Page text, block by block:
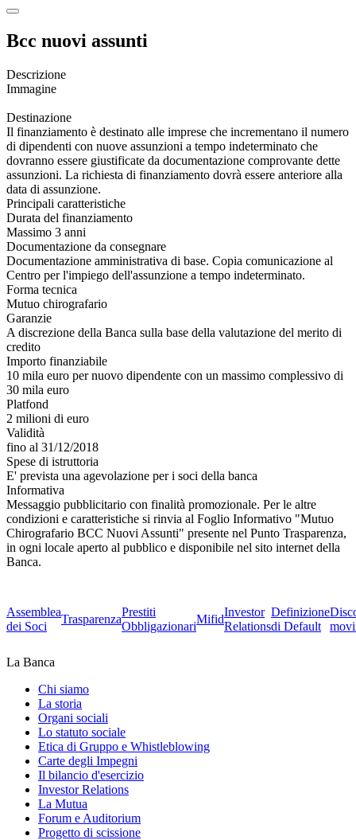
Bcc nuovi assunti
Descrizione
Immagine
Destinazione
Il finanziamento è destinato alle imprese che incrementano il numero
di dipendenti con nuove assunzioni a tempo indeterminato che
dovranno essere giustificate da documentazione comprovante dette
assunzioni. La richiesta di finanziamento dovrà essere anteriore alla
data di assunzione.
Principali caratteristiche
Durata del finanziamento
Massimo 3 anni
Documentazione da consegnare
Documentazione amministrativa di base. Copia comunicazione al
Centro per l'impiego dell'assunzione a tempo indeterminato.
Forma tecnica
Mutuo chirografario
Garanzie
A discrezione della Banca sulla base della valutazione del merito di
credito
Importo finanziabile
10 mila euro per nuovo dipendente con un massimo complessivo di
30 mila euro
Platfond
2 milioni di euro
Validità
fino al 31/12/2018
Spese di istruttoria
E' prevista una agevolazione per i soci della banca
Informativa
Messaggio pubblicitario con finalità promozionale. Per le altre
condizioni e caratteristiche si rinvia al Foglio Informativo "Mutuo
Chirografario BCC Nuovi Assunti" presente nel Punto Trasparenza,
in ogni locale aperto al pubblico e disponibile nel sito internet della
Banca.
Assemblea
dei Soci
Trasparenza
Prestiti
Obbligazionari
Mifid
Investor
Relations
Definizione
di Default
La Banca
Chi siamo
La storia
Organi sociali
Lo statuto sociale
Etica di Gruppo e Whistleblowing
Carte degli Impegni
Il bilancio d'esercizio
Investor Relations
La Mutua
Forum e Auditorium
Progetto di scissione